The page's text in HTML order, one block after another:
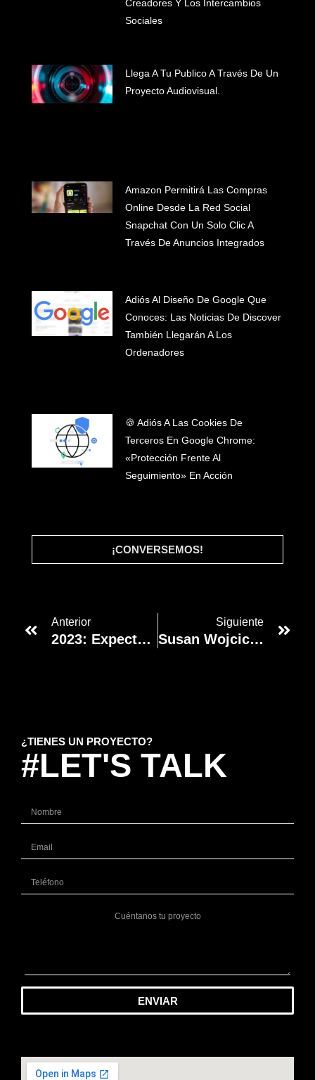
#INICIO
#WHAT WE DO
#CLIENTES
Creadores Y Los Intercambios
Sociales
Llega A Tu Publico A Través De Un
Proyecto Audiovisual.
Amazon Permitirá Las Compras
Online Desde La Red Social
Snapchat Con Un Solo Clic A
Través De Anuncios Integrados
Adiós Al Diseño De Google Que
Conoces: Las Noticias De Discover
También Llegarán A Los
Ordenadores
🍪 Adiós A Las Cookies De
Terceros En Google Chrome:
«Protección Frente Al
Seguimiento» En Acción
¡CONVERSEMOS!
Anterior
2023: Expectativas Del Sector Del Marketing Según Salesforce
Siguiente
Susan Wojcicki Abandona El Cargo De SEO En Youtube
¿TIENES UN PROYECTO?
#LET'S TALK
ENVIAR